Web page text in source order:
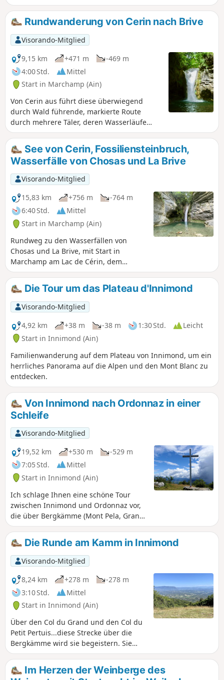
Rundwanderung von Cerin nach Brive
Visorando-Mitglied
9,15 km
+471 m
-469 m
4:00 Std.
Mittel
Start in Marchamp (Ain)
Von Cerin aus führt diese überwiegend
durch Wald führende, markierte Route
durch mehrere Täler, deren Wasserläufe
mehrere Wasserfälle bilden. Nach
regnerischem Wetter sind die Wasserfälle
wunderschön, aber der Boden ist dann auch
rutschiger.
See von Cerin, Fossiliensteinbruch,
Wasserfälle von Chosas und La Brive
Visorando-Mitglied
15,83 km
+756 m
-764 m
6:40 Std.
Mittel
Start in Marchamp (Ain)
Rundweg zu den Wasserfällen von
Chosas und La Brive, mit Start in
Marchamp am Lac de Cérin, dem
Fossiliensteinbruch, dem
paläoökologischen Museum über den
Weg „Sur les traces des carriers” (Auf
den Spuren der Steinbrecher) und den
alten Mühlen.
Die Tour um das Plateau d'Innimond
Visorando-Mitglied
4,92 km
+38 m -38 m 1:30 Std.
Leicht
Start in Innimond (Ain)
Familienwanderung auf dem Plateau von Innimond, um ein
herrliches Panorama auf die Alpen und den Mont Blanc zu
entdecken.
Von Innimond nach Ordonnaz in einer
Schleife
Visorando-Mitglied
19,52 km
+530 m
-529 m
7:05 Std.
Mittel
Start in Innimond (Ain)
Ich schlage Ihnen eine schöne Tour
zwischen Innimond und Ordonnaz vor,
die über Bergkämme (Mont Pela, Grand
Pertuis und Mollard de Don) und dann
durch eine Hochebene zwischen
Wäldern und Wiesen führt. Unterwegs
bieten sich Ihnen insbesondere schöne
Ausblicke auf die Alpen.
Die Runde am Kamm in Innimond
Visorando-Mitglied
8,24 km
+278 m
-278 m
3:10 Std.
Mittel
Start in Innimond (Ain)
Über den Col du Grand und den Col du
Petit Pertuis...diese Strecke über die
Bergkämme wird sie begeistern. Sie
bietet einen 360°-Blick auf die Alpen,
das Zentralmassiv und das
Juragebierge. Eine Wanderung ohne
Im Herzen der Weinberge des